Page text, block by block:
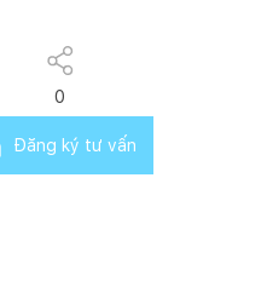
0
Đăng ký tư vấn